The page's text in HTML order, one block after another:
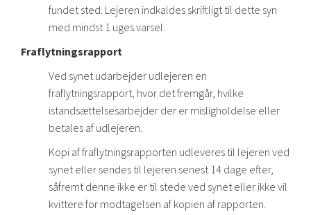
fundet sted. Lejeren indkaldes skriftligt til dette syn
med mindst 1 uges varsel.
Fraflytningsrapport
Ved synet udarbejder udlejeren en
fraflytningsrapport, hvor det fremgår, hvilke
istandsættelsesarbejder der er misligholdelse eller
betales af udlejeren.
Kopi af fraflytningsrapporten udleveres til lejeren ved
synet eller sendes til lejeren senest 14 dage efter,
såfremt denne ikke er til stede ved synet eller ikke vil
kvittere for modtagelsen af kopien af rapporten.